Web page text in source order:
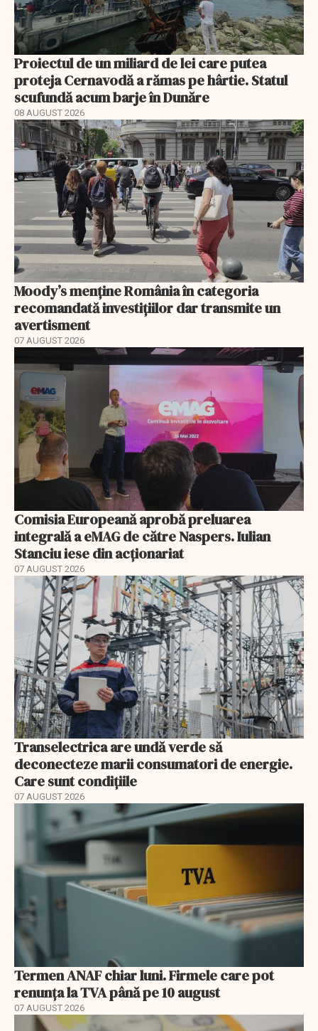
Proiectul de un miliard de lei care putea
proteja Cernavodă a rămas pe hârtie. Statul
scufundă acum barje în Dunăre
08 AUGUST 2026
Moody’s menține România în categoria
recomandată investițiilor dar transmite un
avertisment
07 AUGUST 2026
Comisia Europeană aprobă preluarea
integrală a eMAG de către Naspers. Iulian
Stanciu iese din acționariat
07 AUGUST 2026
Transelectrica are undă verde să
deconecteze marii consumatori de energie.
Care sunt condițiile
07 AUGUST 2026
Termen ANAF chiar luni. Firmele care pot
renunța la TVA până pe 10 august
07 AUGUST 2026